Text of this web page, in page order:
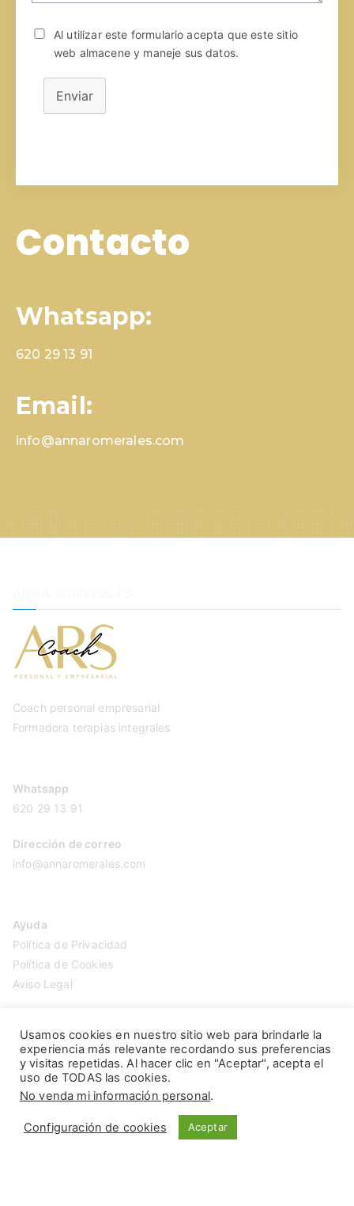
Al utilizar este formulario acepta que este sitio
web almacene y maneje sus datos.
Enviar
Contacto
Whatsapp:
620 29 13 91
Email:
info@annaromerales.com
Coach personal empresarial
Formadora terapias integrales
Whatsapp
620 29 13 91
Dirección de correo
info@annaromerales.com
Ayuda
Política de Privacidad
Política de Cookies
Aviso Legal
Usamos cookies en nuestro sitio web para brindarle la
experiencia más relevante recordando sus preferencias
y visitas repetidas. Al hacer clic en "Aceptar", acepta el
uso de TODAS las cookies.
No venda mi información personal.
Configuración de cookies Aceptar